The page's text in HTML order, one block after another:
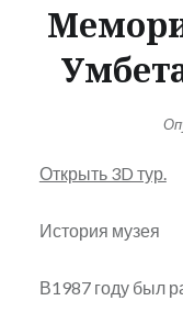
Открыть 3D тур.
История музея
В1987 году был